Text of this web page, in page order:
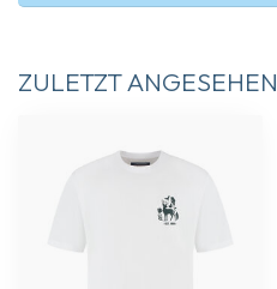
ZULETZT ANGESEHEN